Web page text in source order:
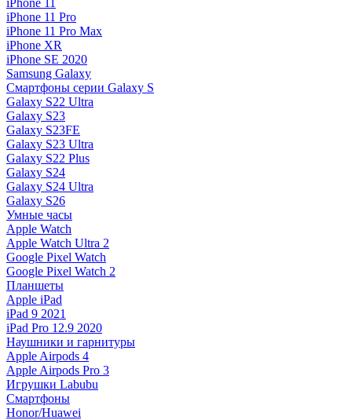
iPhone 11
iPhone 11 Pro
iPhone 11 Pro Max
iPhone XR
iPhone SE 2020
Samsung Galaxy
Смартфоны серии Galaxy S
Galaxy S22 Ultra
Galaxy S23
Galaxy S23FE
Galaxy S23 Ultra
Galaxy S22 Plus
Galaxy S24
Galaxy S24 Ultra
Galaxy S26
Умные часы
Apple Watch
Apple Watch Ultra 2
Google Pixel Watch
Google Pixel Watch 2
Планшеты
Apple iPad
iPad 9 2021
iPad Pro 12.9 2020
Наушники и гарнитуры
Apple Airpods 4
Apple Airpods Pro 3
Игрушки Labubu
Смартфоны
Honor/Huawei